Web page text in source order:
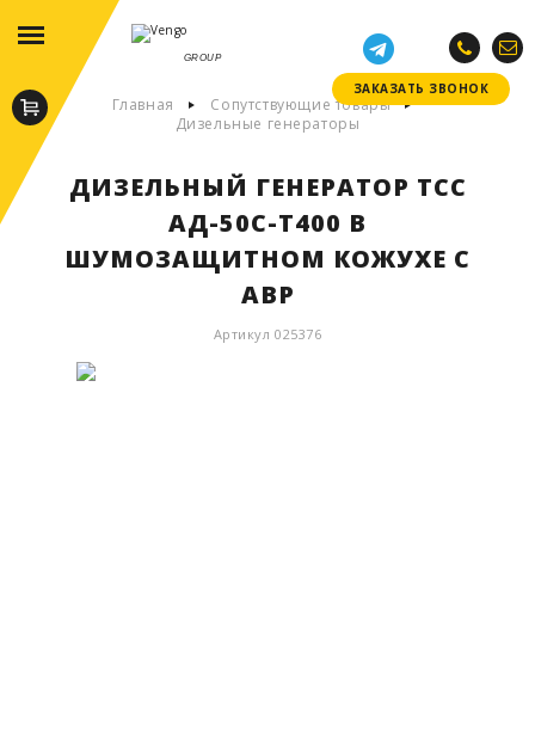
ЗАКАЗАТЬ ЗВОНОК
ЗАКАЗАТЬ ЗВОНОК
GROUP
Главная
Сопутствующие товары
Дизельные генераторы
ДИЗЕЛЬНЫЙ ГЕНЕРАТОР ТСС
АД-50С-Т400 В
ШУМОЗАЩИТНОМ КОЖУХЕ С
АВР
Артикул 025376